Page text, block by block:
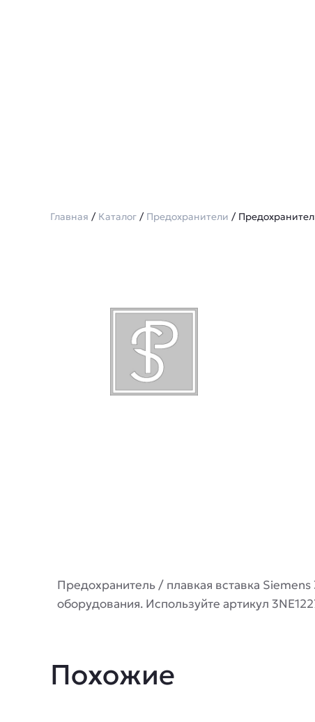
Главная / Каталог / Предохранители /
Предохранитель / плавкая вставка
оборудования. Используйте артикул
Похожие